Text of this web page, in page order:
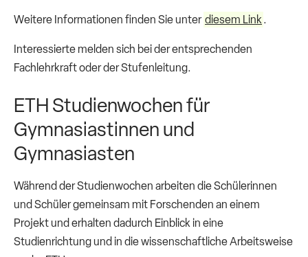
Weitere Informationen finden Sie unter diesem Link.
Interessierte melden sich bei der entsprechenden
Fachlehrkraft oder der Stufenleitung.
ETH Studienwochen für
Gymnasiastinnen und
Gymnasiasten
Während der Studienwochen arbeiten die Schülerinnen
und Schüler gemeinsam mit Forschenden an einem
Projekt und erhalten dadurch Einblick in eine
Studienrichtung und in die wissenschaftliche Arbeitsweise